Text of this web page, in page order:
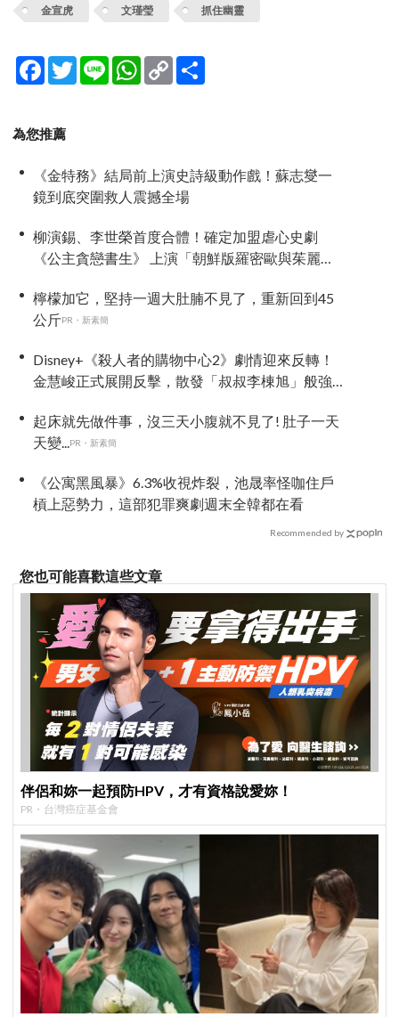
金宣虎 文瑾瑩 抓住幽靈
Facebook
TwitterLine WhatsApp
Copy
Link
為您推薦
《金特務》結局前上演史詩級動作戲！蘇志燮一
鏡到底突圍救人震撼全場
柳演錫、李世榮首度合體！確定加盟虐心史劇
《公主貪戀書生》 上演「朝鮮版羅密歐與茱麗
檸檬加它，堅持一週大肚腩不見了，重新回到45
公斤PR・新素簡
Disney+《殺人者的購物中心2》劇情迎來反轉！
金慧峻正式展開反擊，散發「叔叔李棟旭」般強
起床就先做件事，沒三天小腹就不見了! 肚子一天
天變...
PR・新素簡
《公寓黑風暴》6.3%收視炸裂，池晟率怪咖住戶
槓上惡勢力，這部犯罪爽劇週末全韓都在看
Recommended by
您也可能喜歡這些文章
伴侶和妳一起預防HPV，才有資格說愛妳！
PR・台灣癌症基金會